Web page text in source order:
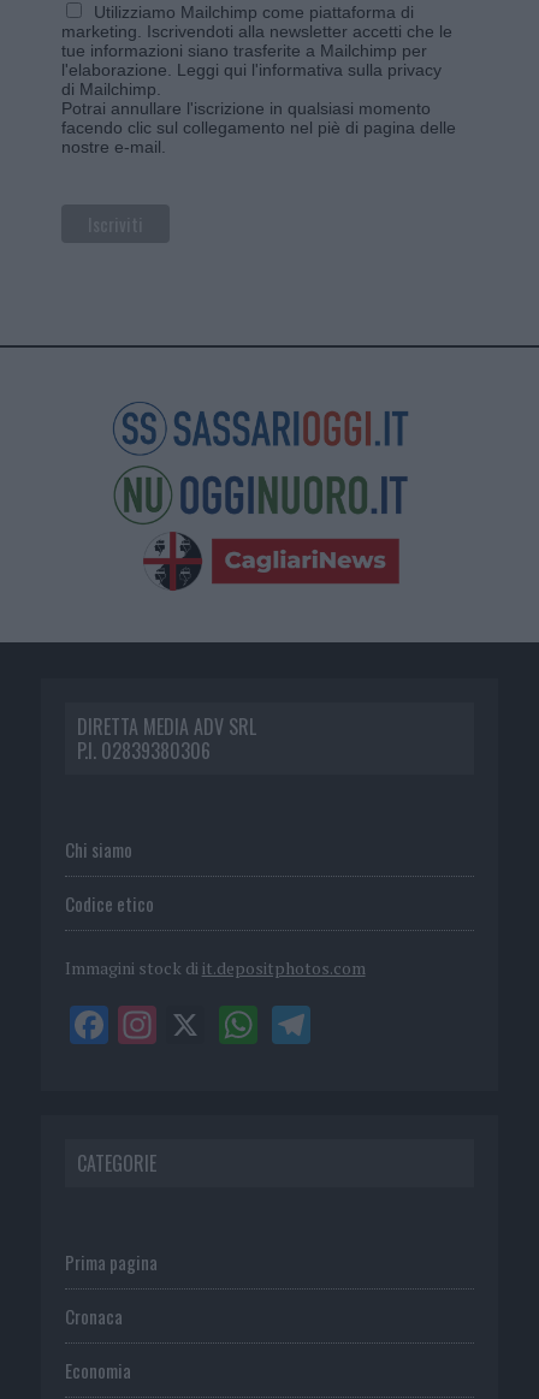
Utilizziamo Mailchimp come piattaforma di
marketing. Iscrivendoti alla newsletter accetti che le
tue informazioni siano trasferite a Mailchimp per
l'elaborazione. Leggi qui l'informativa sulla privacy
di Mailchimp
Potrai annullare l'iscrizione in qualsiasi momento
facendo clic sul collegamento nel piè di pagina delle
nostre e-mail.
DIRETTA MEDIA ADV SRL
P.I. 02839380306
Chi siamo
Codice etico
Immagini stock di it.depositphotos.com
CATEGORIE
Prima pagina
Cronaca
Economia